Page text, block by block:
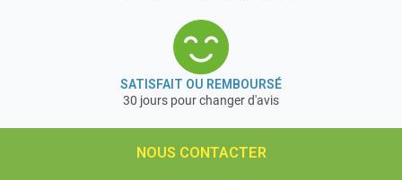
SATISFAIT OU REMBOURSÉ
30 jours pour changer d'avis
NOUS CONTACTER